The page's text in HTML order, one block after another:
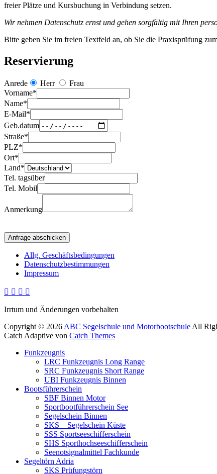
freier Plätze und Kursbuchung in Verbindung setzen.
Wir nehmen Datenschutz ernst und gehen sorgfältig mit Ihren
Bitte geben Sie im freien Textfeld an, ob Sie die Praxisprüfung
Reservierung
Anrede Herr
Frau
Vorname*
Name*
E-Mail*
Geb.datum
Straße*
PLZ*
Ort*
Land*
Tel. tagsüber
Tel. Mobil
Anmerkung
Anfrage abschicken
Allg. Geschäftsbedingungen
Datenschutzbestimmungen
Impressum
Facebook
E- YouTube
Irrtum und Änderungen vorbehalten
Copyright © 2026 ABC Segelschule und Motorbootschule All
Catch Adaptive von Catch Themes
oben
Funkzeugnis
LRC Funkzeugnis Long Range
SRC Funkzeugnis Short Range
UBI Funkzeugnis Binnen
Bootsführerschein
SBF Binnen Motor
Sportbootführerschein See
Segelschein Binnen
SKS – Segelschein Küste
SSS Sportseeschifferschein
SHS Sporthochseeschifferschein
Seenotsignalmittel Fachkunde
Segeltörn Adria
SKS Prüfungstörn